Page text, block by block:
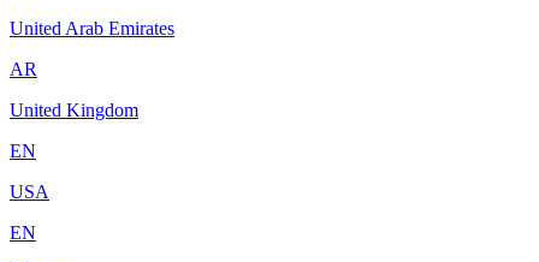
United Arab Emirates
AR
United Kingdom
EN
USA
EN